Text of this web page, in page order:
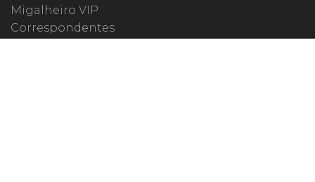
Migalheiro VIP
Correspondentes